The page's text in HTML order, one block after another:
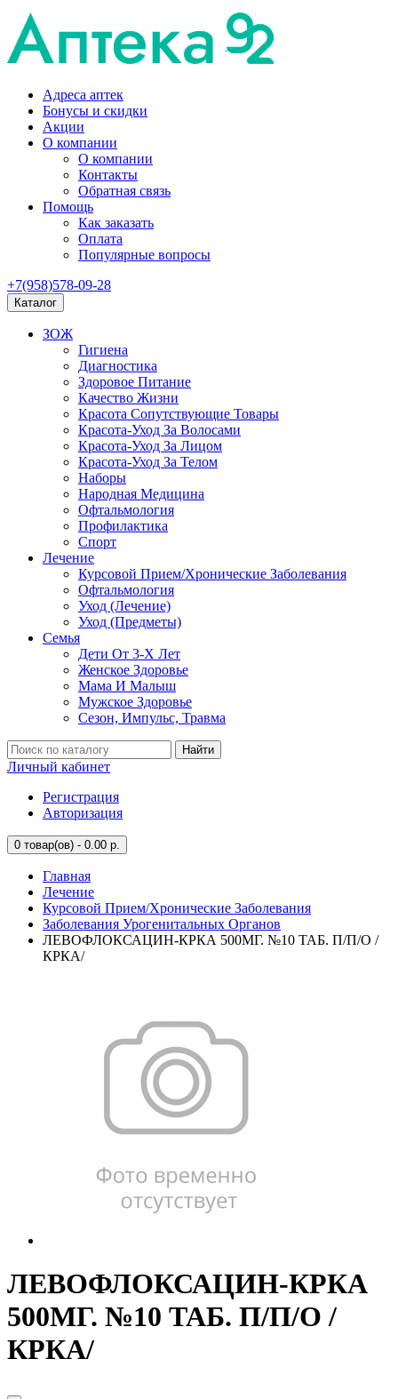
Адреса аптек
Бонусы и скидки
Акции
О компании
О компании
Контакты
Обратная связь
Помощь
Как заказать
Оплата
Популярные вопросы
+7(958)578-09-28
Каталог
ЗОЖ
Гигиена
Диагностика
Здоровое Питание
Качество Жизни
Красота Сопутствующие Товары
Красота-Уход За Волосами
Красота-Уход За Лицом
Красота-Уход За Телом
Наборы
Народная Медицина
Офтальмология
Профилактика
Спорт
Лечение
Курсовой Прием/Хронические Заболевания
Офтальмология
Уход (Лечение)
Уход (Предметы)
Семья
Дети От 3-Х Лет
Женское Здоровье
Мама И Малыш
Мужское Здоровье
Сезон, Импульс, Травма
Найти
Личный кабинет
Регистрация
Авторизация
0 товар(ов) - 0.00 р.
Главная
Лечение
Курсовой Прием/Хронические Заболевания
Заболевания Урогенитальных Органов
ЛЕВОФЛОКСАЦИН-КРКА 500МГ. №10 ТАБ. П/П/О /
КРКА/
ЛЕВОФЛОКСАЦИН-КРКА
500МГ. №10 ТАБ. П/П/О /
КРКА/